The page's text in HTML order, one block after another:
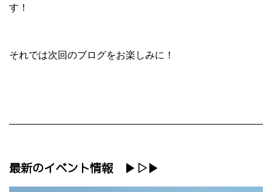
す！
それでは次回のブログをお楽しみに！
最新のイベント情報 ▶▷▶